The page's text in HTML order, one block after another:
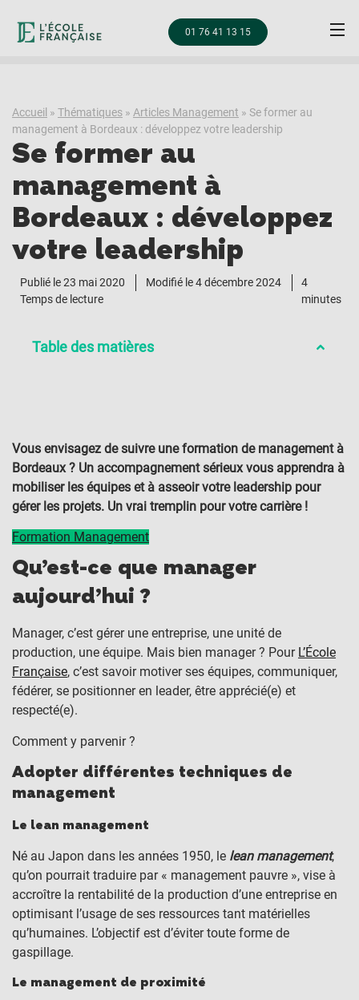
01 76 41 13 15
Accueil » Thématiques » Articles Management » Se former au
management à Bordeaux : développez votre leadership
Se former au
management à
Bordeaux : développez
votre leadership
Publié le23 mai 2020
Modifié le 4 décembre 2024
Temps de lecture
4
minutes
Table des matières
Vous envisagez de suivre une formation de management à
Bordeaux ? Un accompagnement sérieux vous apprendra à
mobiliser les équipes et à asseoir votre leadership pour
gérer les projets. Un vrai tremplin pour votre carrière !
Formation Management
Qu’est-ce que manager
aujourd’hui ?
Manager, c’est gérer une entreprise, une unité de
production, une équipe. Mais bien manager ? Pour L’École
Française, c’est savoir motiver ses équipes, communiquer,
fédérer, se positionner en leader, être apprécié(e) et
respecté(e).
Comment y parvenir ?
Adopter différentes techniques de
management
Le lean management
Né au Japon dans les années 1950, le lean management,
qu’on pourrait traduire par « management pauvre », vise à
accroître la rentabilité de la production d’une entreprise en
optimisant l’usage de ses ressources tant matérielles
qu’humaines. L’objectif est d’éviter toute forme de
gaspillage.
Le management de proximité